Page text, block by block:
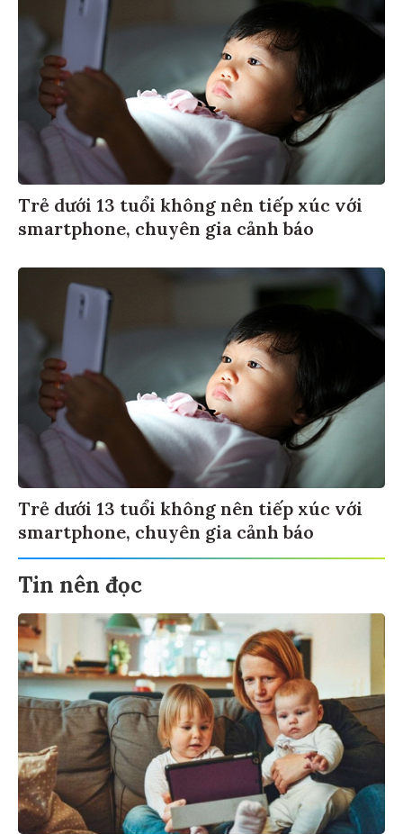
Trẻ dưới 13 tuổi không nên tiếp xúc với
smartphone, chuyên gia cảnh báo
Trẻ dưới 13 tuổi không nên tiếp xúc với
smartphone, chuyên gia cảnh báo
Tin nên đọc